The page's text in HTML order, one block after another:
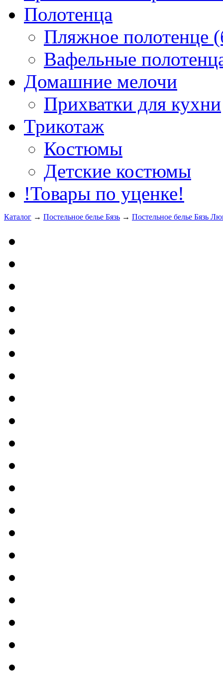
Полотенца
Пляжное полотенце
Вафельные
Домашние мелочи
Прихватки для кухни
Трикотаж
Костюмы
Детские костюмы
!Товары по уценке!
Каталог → Постельное белье Бязь → Постельное белье Бязь